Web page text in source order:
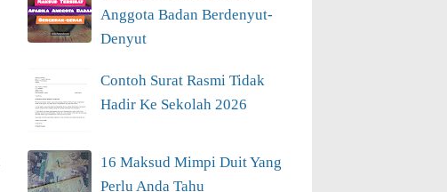
Anggota Badan Berdenyut-
Denyut
Contoh Surat Rasmi Tidak
Hadir Ke Sekolah 2026
16 Maksud Mimpi Duit Yang
Perlu Anda Tahu